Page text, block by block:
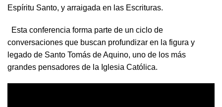
Espíritu Santo, y arraigada en las Escrituras.
Esta conferencia forma parte de un ciclo de
conversaciones que buscan profundizar en la figura y
legado de Santo Tomás de Aquino, uno de los más
grandes pensadores de la Iglesia Católica.